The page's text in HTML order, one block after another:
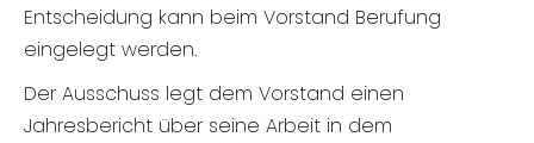
Entscheidung kann beim Vorstand Berufung
eingelegt werden.
Der Ausschuss legt dem Vorstand einen
Jahresbericht über seine Arbeit in dem